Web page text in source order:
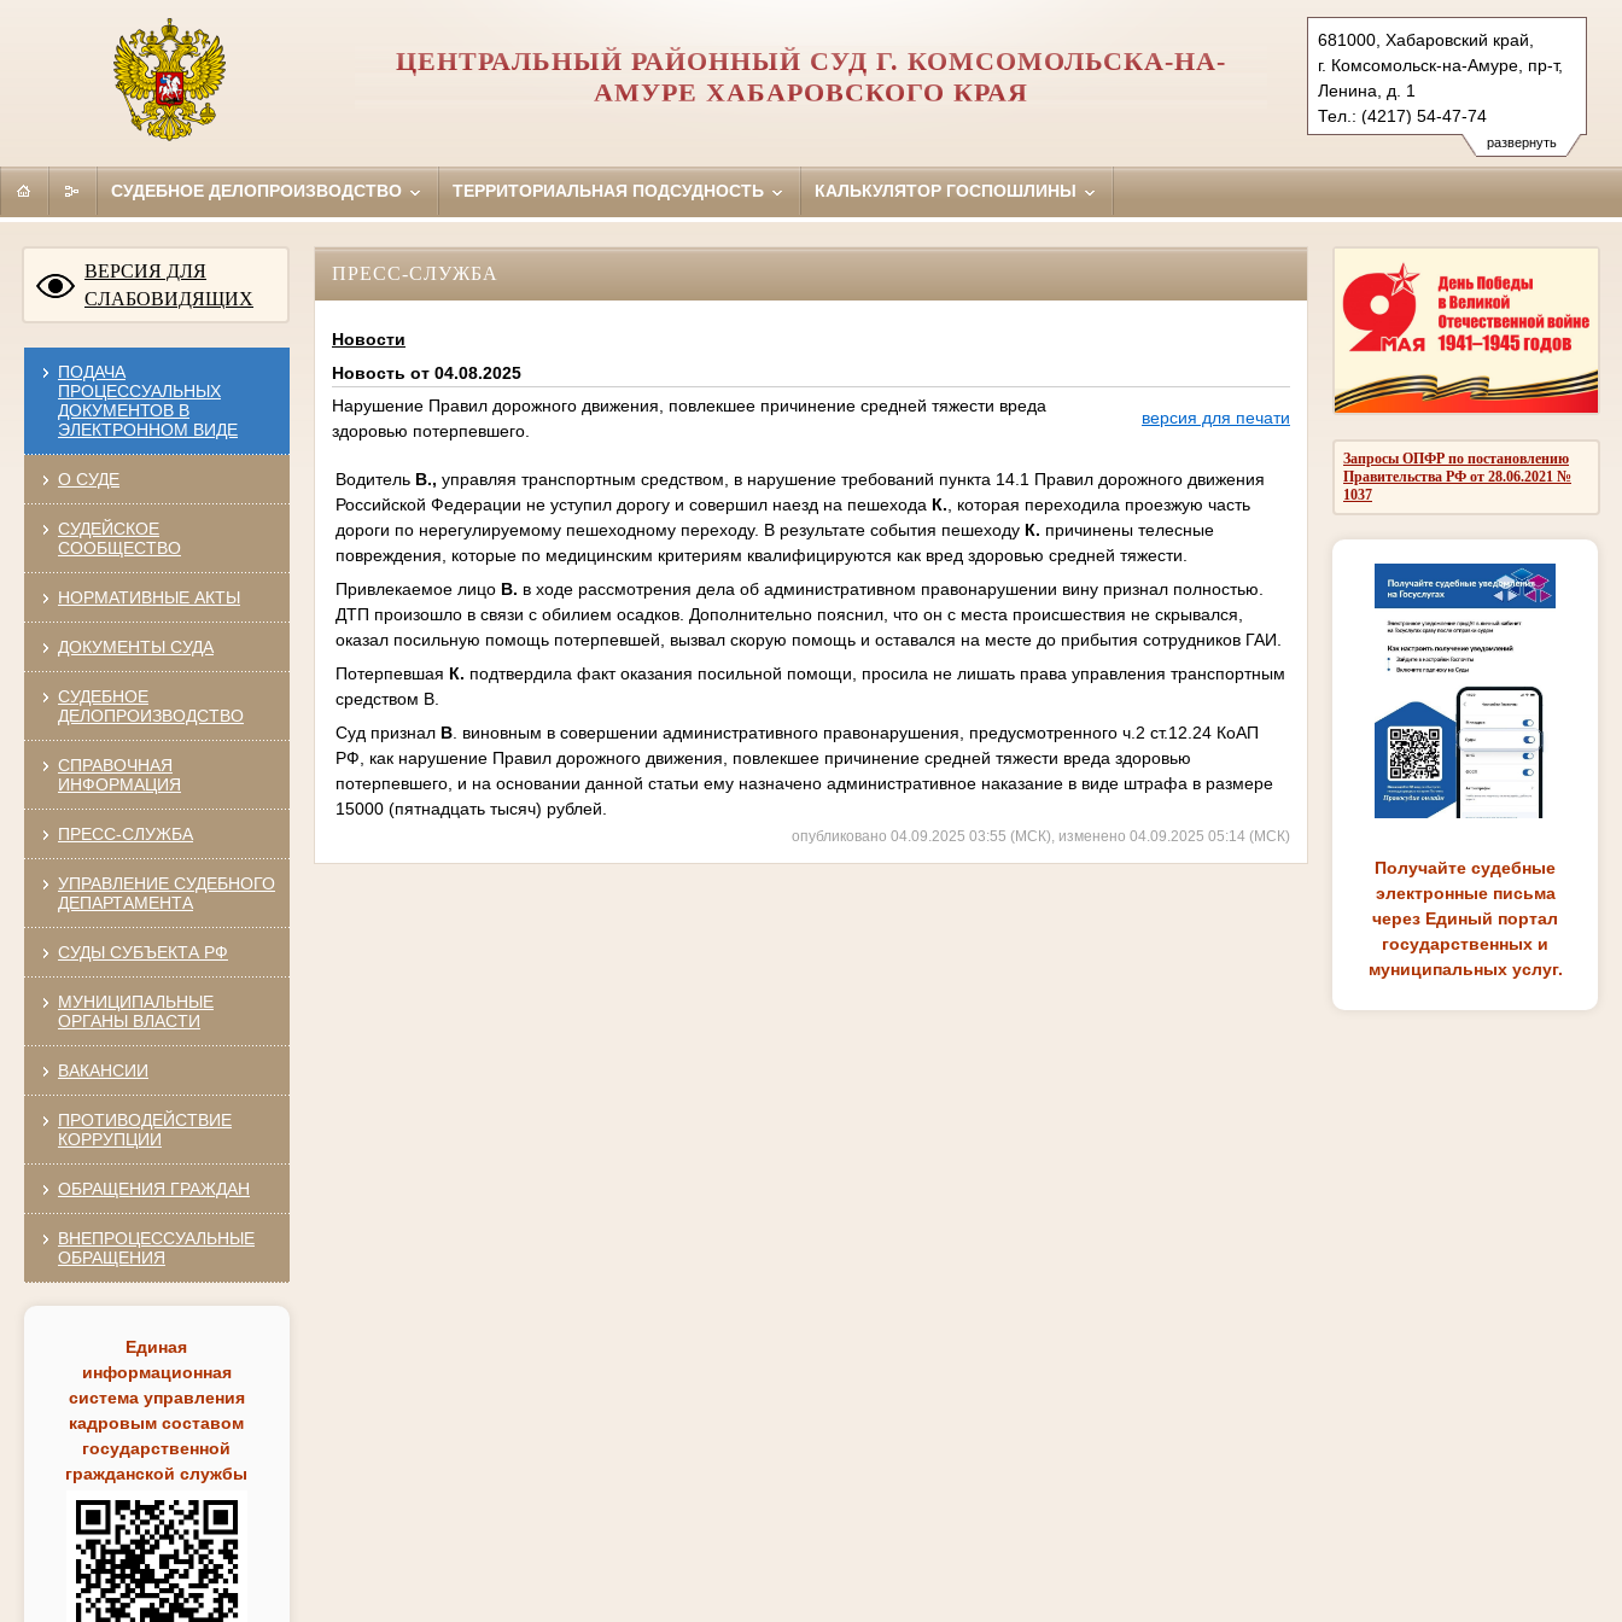
развернуть
681000, Хабаровский край,
г. Комсомольск-на-Амуре, пр-т,
Ленина, д. 1
Тел.: (4217) 54-47-74
centralny.hbr@sudrf.ru
ЦЕНТРАЛЬНЫЙ РАЙОННЫЙ СУД Г. КОМСОМОЛЬСКА-НА-
АМУРЕ ХАБАРОВСКОГО КРАЯ
СУДЕБНОЕ ДЕЛОПРОИЗВОДСТВО ТЕРРИТОРИАЛЬНАЯ ПОДСУДНОСТЬ КАЛЬКУЛЯТОР ГОСПОШЛИНЫ
ВЕРСИЯ ДЛЯ
СЛАБОВИДЯЩИХ
ПОДАЧА
ПРОЦЕССУАЛЬНЫХ
ДОКУМЕНТОВ В
ЭЛЕКТРОННОМ ВИДЕ
О СУДЕ
СУДЕЙСКОЕ
СООБЩЕСТВО
НОРМАТИВНЫЕ АКТЫ
ДОКУМЕНТЫ СУДА
СУДЕБНОЕ
ДЕЛОПРОИЗВОДСТВО
СПРАВОЧНАЯ
ИНФОРМАЦИЯ
ПРЕСС-СЛУЖБА
УПРАВЛЕНИЕ СУДЕБНОГО
ДЕПАРТАМЕНТА
СУДЫ СУБЪЕКТА РФ
МУНИЦИПАЛЬНЫЕ
ОРГАНЫ ВЛАСТИ
ВАКАНСИИ
ПРОТИВОДЕЙСТВИЕ
КОРРУПЦИИ
ОБРАЩЕНИЯ ГРАЖДАН
ВНЕПРОЦЕССУАЛЬНЫЕ
ОБРАЩЕНИЯ
Единая
информационная
система управления
кадровым составом
государственной
гражданской службы
Запросы ОПФР по постановлению
Правительства РФ от 28.06.2021 №
1037
Получайте судебные
электронные письма
через Единый портал
государственных и
муниципальных услуг.
ПРЕСС-СЛУЖБА
Новости
Новость от 04.08.2025
Нарушение Правил дорожного движения, повлекшее причинение средней тяжести вреда
здоровью потерпевшего.
версия для печати
Водитель В., управляя транспортным средством, в нарушение требований пункта 14.1 Правил дорожного движения
Российской Федерации не уступил дорогу и совершил наезд на пешехода К. , которая переходила проезжую часть
дороги по нерегулируемому пешеходному переходу. В результате события пешеходу К. причинены телесные
повреждения, которые по медицинским критериям квалифицируются как вред здоровью средней тяжести.
Привлекаемое лицо В. в ходе рассмотрения дела об административном правонарушении вину признал полностью.
ДТП произошло в связи с обилием осадков. Дополнительно пояснил, что он с места происшествия не скрывался,
оказал посильную помощь потерпевшей, вызвал скорую помощь и оставался на месте до прибытия сотрудников ГАИ.
Потерпевшая К. подтвердила факт оказания посильной помощи, просила не лишать права управления транспортным
средством В.
Суд признал В . виновным в совершении административного правонарушения, предусмотренного ч.2 ст.12.24 КоАП
РФ, как нарушение Правил дорожного движения, повлекшее причинение средней тяжести вреда здоровью
потерпевшего, и на основании данной статьи ему назначено административное наказание в виде штрафа в размере
15000 (пятнадцать тысяч) рублей.
опубликовано 04.09.2025 03:55 (МСК), изменено 04.09.2025 05:14 (МСК)